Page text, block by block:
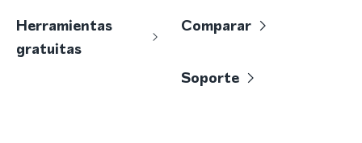
Herramientas
gratuitas
Comparar
Soporte